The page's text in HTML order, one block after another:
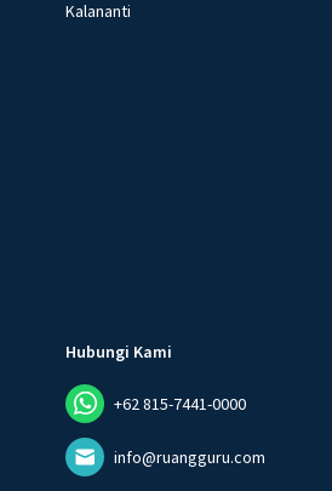
Kalananti
Hubungi Kami
+62 815-7441-0000
info@ruangguru.com